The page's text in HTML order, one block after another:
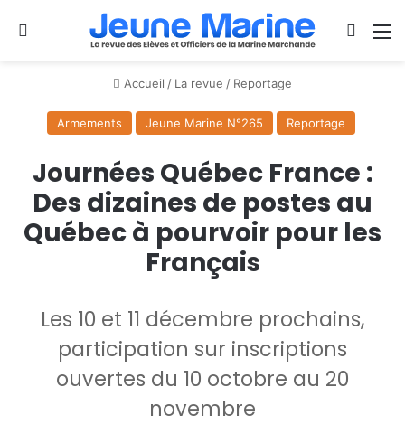
Se connecter
Accueil / La revue / Reportage
Armements Jeune Marine N°265 Reportage
Journées Québec France :
Des dizaines de postes au
Québec à pourvoir pour les
Français
Les 10 et 11 décembre prochains,
participation sur inscriptions
ouvertes du 10 octobre au 20
novembre